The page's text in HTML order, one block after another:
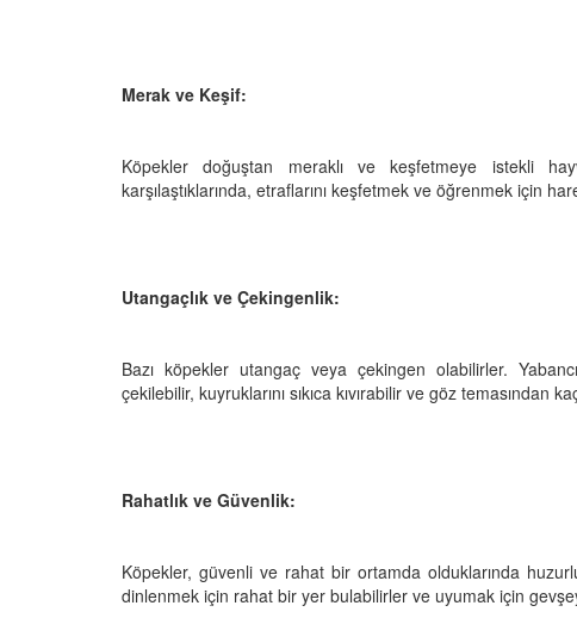
Merak ve Keşif:
Köpekler doğuştan meraklı ve keşfetmeye istekli
karşılaştıklarında, etraflarını keşfetmek ve öğrenmek için
Utangaçlık ve Çekingenlik:
Bazı köpekler utangaç veya çekingen olabilirler.
çekilebilir, kuyruklarını sıkıca kıvırabilir ve göz temasından
Rahatlık ve Güvenlik:
Köpekler, güvenli ve rahat bir ortamda olduklarında
dinlenmek için rahat bir yer bulabilirler ve uyumak için